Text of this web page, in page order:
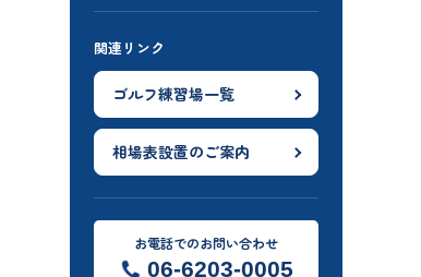
関連リンク
ゴルフ練習場一覧
相場表設置のご案内
お電話でのお問い合わせ
06-6203-0005